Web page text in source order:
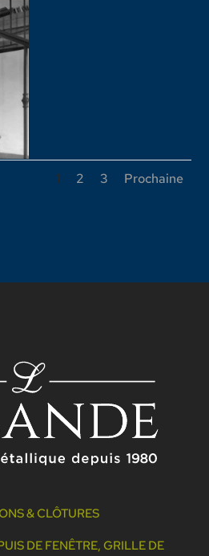
1 2 3 Prochaine
& CLÔTURES
DE FENÊTRE, GRILLE DE